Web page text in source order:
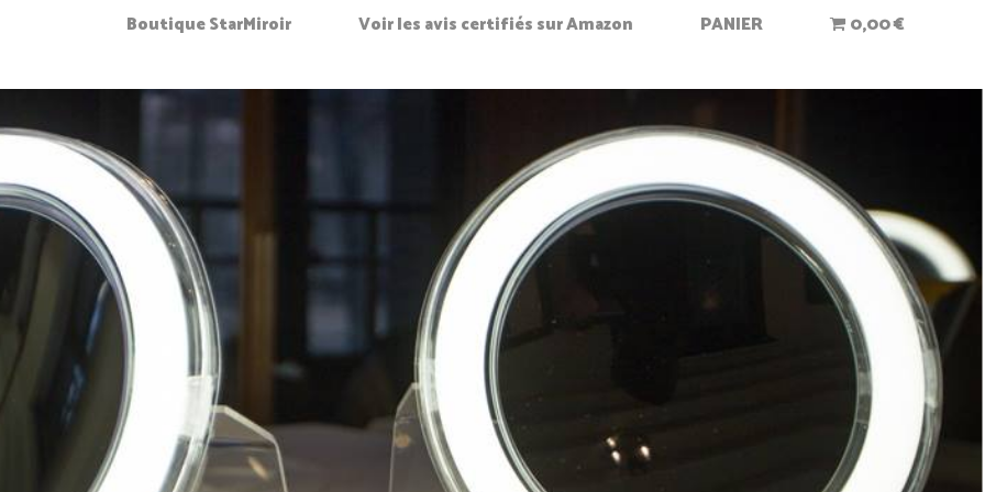
Boutique StarMiroir Voir les avis certifiés sur Amazon PANIER 0,00 €